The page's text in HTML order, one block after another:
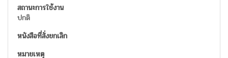
ปกติ